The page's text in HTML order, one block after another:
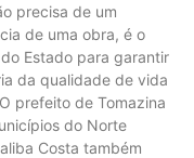
precisa de um
de uma obra, é o
Estado para garantir
da qualidade de vida
prefeito de Tomazina
do Norte
Costa também